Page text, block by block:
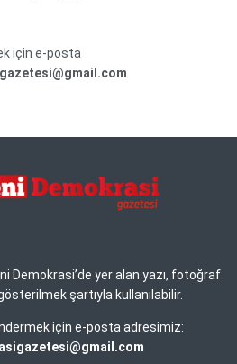
için e-posta
Demokrasi’de yer alan yazı, fotoğraf
şartıyla kullanılabilir.
için e-posta adresimiz: